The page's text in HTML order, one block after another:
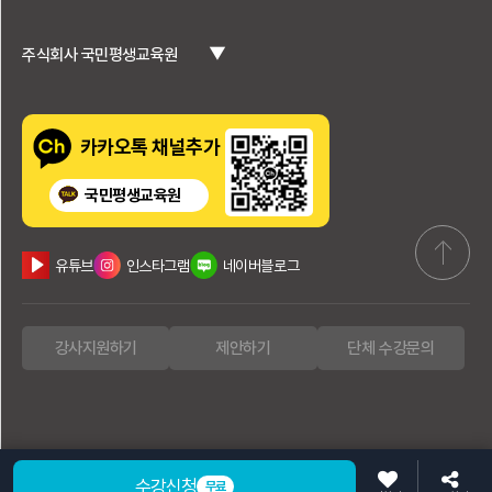
수강신청 무료
주식회사 국민평생교육원 ▼
카카오톡 채널추가
국민평생교육원
유튜브 인스타그램 네이버블로그
강사지원하기 제안하기 단체 수강문의